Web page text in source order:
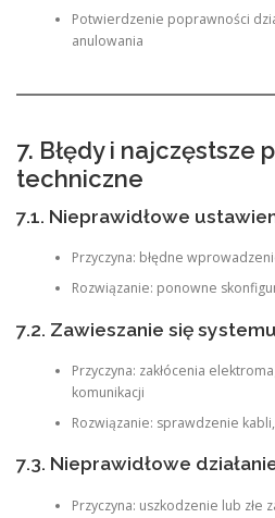
Potwierdzenie poprawności
anulowania
7. Błędy i najczęstsze
techniczne
7.1. Nieprawidłowe
Przyczyna: błędne
Rozwiązanie: ponowne
7.2. Zawieszanie się systemu
Przyczyna: zakłócenia
komunikacji
Rozwiązanie: sprawdzenie
7.3. Nieprawidłowe
Przyczyna: uszkodzenie lub złe